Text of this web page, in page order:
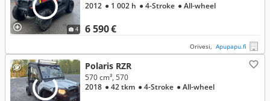
4 6 590 €
2012 ● 1 002 h ● 4-Stroke ● All-wheel
Orivesi, Apupapu.fi
Polaris RZR
570 cm³, 570
2018 ● 42 tkm ● 4-Stroke ● All-wheel